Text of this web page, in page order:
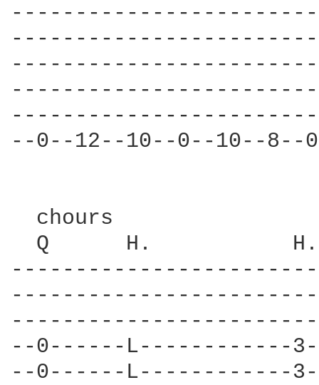
--0--12--10--0--10--
Q      H.
--0------L------------
--0------L------------